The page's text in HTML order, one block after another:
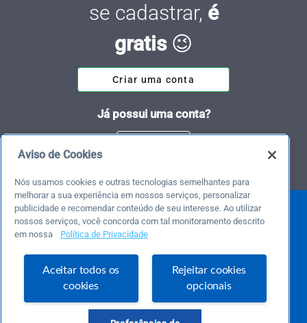
se cadastrar, é
gratis😉
Criar uma conta
Já possui uma conta?
O Sebrae não se responsabiliza pelo conteúdo publicado por terceiros.
Uma das maiores Comunidades de Empreendedorismo do Brasil, a Comunidade
Aviso de Cookies
Nós usamos cookies e outras tecnologias semelhantes para
melhorar a sua experiência em nossos serviços, personalizar
publicidade e recomendar conteúdo de seu interesse. Ao utilizar
nossos serviços, você concorda com tal monitoramento descrito
em nossa
Política de Privacidade
Aceitar todos os
cookies
Rejeitar cookies
opcionais